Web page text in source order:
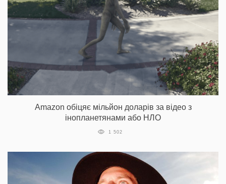
Amazon обіцяє мільйон доларів за відео з
інопланетянами або НЛО
1 502